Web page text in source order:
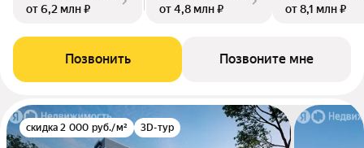
от 6,2 млн ₽
от 4,8 млн ₽
от 8,1 млн ₽
Позвонить Позвоните мне
скидка 2 000 руб./м² 3D-тур